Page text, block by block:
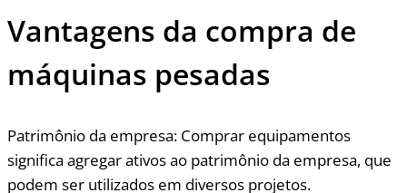
Vantagens da compra de
máquinas pesadas
Patrimônio da empresa: Comprar equipamentos
significa agregar ativos ao patrimônio da empresa, que
podem ser utilizados em diversos projetos.